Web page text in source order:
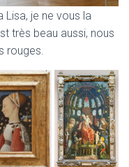
Lisa, je ne vous la
très beau aussi, nous
rouges.